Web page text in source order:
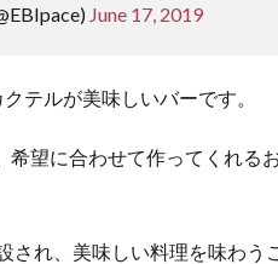
June 17, 2019
テルが美味しいバーです。
望に合わせて作ってくれる
れ、美味しい料理を味わう